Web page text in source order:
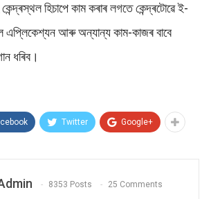
হিচাপে কাম কৰাৰ লগতে কেন্দ্ৰটোৱে ই-
এপ্লিকেশ্যন আৰু অন্যান্য কাম-কাজৰ বাবে
ধৰিব।
Twitter Google+
8353 Posts 25 Comments